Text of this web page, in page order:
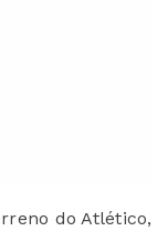
do Atlético,